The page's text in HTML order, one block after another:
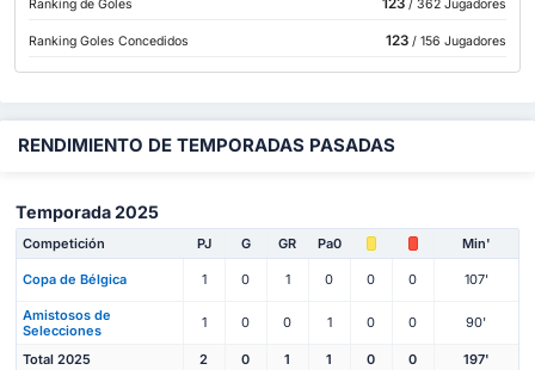
Ranking de Goles 123/ 362 Jugadores
Ranking Goles Concedidos 123/ 156 Jugadores
RENDIMIENTO DE TEMPORADAS PASADAS
Temporada 2025
Competición PJ G GR Pa0 Min'
Copa de Bélgica 1 0 1 0 0 0 107'
Amistosos de
Selecciones
1 0 0 1 0 0 90'
Total 2025 2 0 1 1 0 0 197'